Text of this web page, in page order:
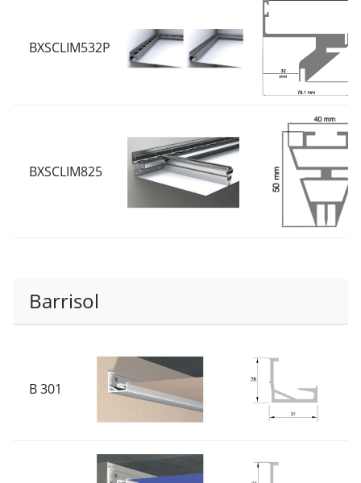
BXSCLIM532P
BXSCLIM825
Barrisol
B 301